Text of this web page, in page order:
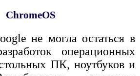
ChromeOS
не могла остаться в
операционных
ПК, ноутбуков и